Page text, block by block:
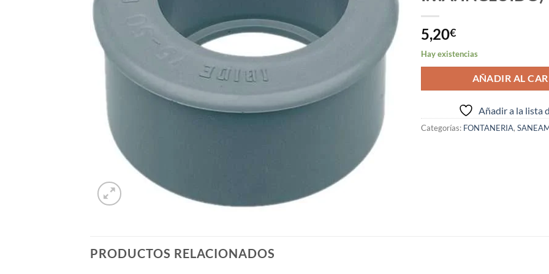
5,20€
Hay existencias
AÑADIR AL
Añadir a la lista
Categorías: FONTANERIA,
PRODUCTOS RELACIONADOS